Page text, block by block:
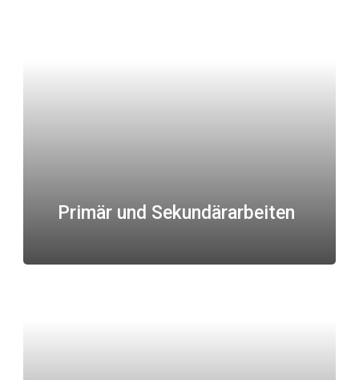
Primär und Sekundärarbeiten